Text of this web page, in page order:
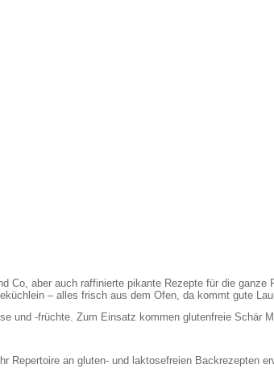
aber auch raffinierte pikante Rezepte für die
– alles frisch aus dem Ofen, da kommt gute
-früchte. Zum Einsatz kommen glutenfreie Schär
an gluten- und laktosefreien Backrezepten